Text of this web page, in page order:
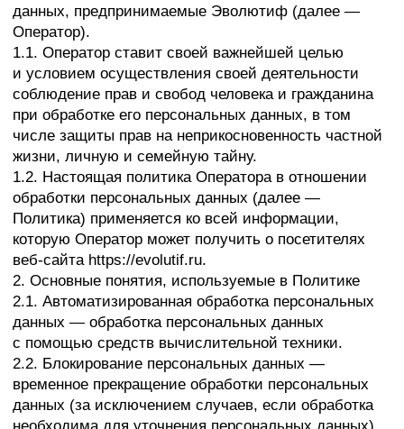
обработки персональных данных (далее —
Политика) применяется ко всей информации,
которую Оператор может получить о посетителях
веб-сайта https://evolutif.ru.
2. Основные понятия, используемые в Политике
2.1. Автоматизированная обработка персональных
данных — обработка персональных данных
с помощью средств вычислительной техники.
2.2. Блокирование персональных данных —
временное прекращение обработки персональных
данных (за исключением случаев, если обработка
необходима для уточнения персональных данных).
2.3. Веб-сайт — совокупность графических
и информационных материалов, а также программ
для ЭВМ и баз данных, обеспечивающих
их доступность в сети интернет по сетевому
адресу https://evolutif.ru.
2.4. Информационная система персональных
данных — совокупность содержащихся в базах
данных персональных данных и обеспечивающих
их обработку информационных технологий
и технических средств.
2.5. Обезличивание персональных данных —
действия, в результате которых невозможно
определить без использования дополнительной
информации принадлежность персональных данных
конкретному Пользователю или иному субъекту
персональных данных.
2.6. Обработка персональных данных — любое